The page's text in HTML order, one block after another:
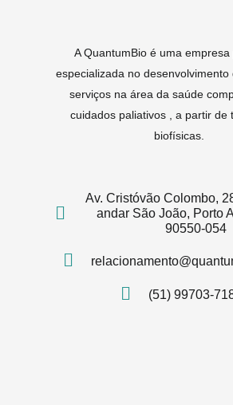
A QuantumBio é uma
especializada no desenvolvimento
serviços na área da saúde
cuidados paliativos , a partir de
biofísicas.
Av. Cristóvão Colombo,
andar São João, Porto
90550-054
(51) 99703-